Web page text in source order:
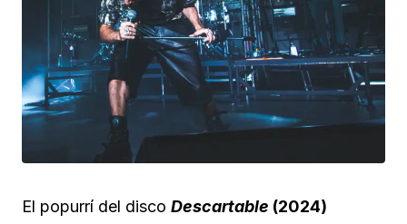
El popurrí del disco Descartable (2024)